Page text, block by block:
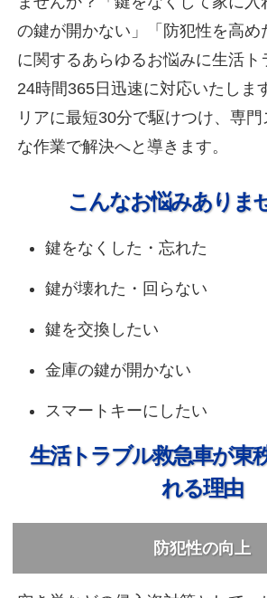
の鍵が開かない」「防犯性を高め
に関するあらゆるお悩みに生活ト
24時間365日迅速に対応いたしま
リアに最短30分で駆けつけ、専
な作業で解決へと導きます。
こんなお悩みありま
鍵をなくした・忘れた
鍵が壊れた・回らない
鍵を交換したい
金庫の鍵が開かない
スマートキーにしたい
生活トラブル救急車が東
れる理由
防犯性の向上